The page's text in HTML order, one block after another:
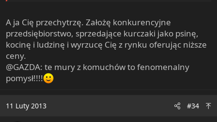
A ja Cię przechytrzę. Założę konkurencyjne
przedsiębiorstwo, sprzedające kurczaki jako psinę,
kocinę i ludzinę i wyrzucę Cię z rynku oferując niższe
ceny.
@GAZDA: te mury z komuchów to fenomenalny
pomysł!!!!
11 Luty 2013 #34